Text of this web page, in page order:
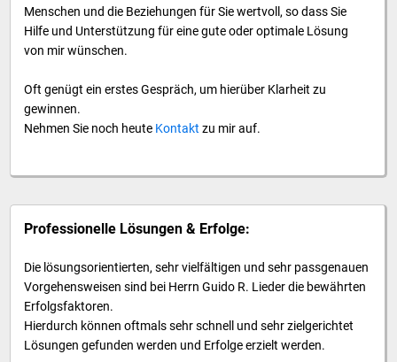
Menschen und die Beziehungen für Sie wertvoll, so dass Sie
Hilfe und Unterstützung für eine gute oder optimale Lösung
von mir wünschen.
Oft genügt ein erstes Gespräch, um hierüber Klarheit zu
gewinnen.
Nehmen Sie noch heute Kontakt zu mir auf.
Professionelle Lösungen & Erfolge:
Die lösungsorientierten, sehr vielfältigen und sehr passgenauen
Vorgehensweisen sind bei Herrn Guido R. Lieder die bewährten
Erfolgsfaktoren.
Hierdurch können oftmals sehr schnell und sehr zielgerichtet
Lösungen gefunden werden und Erfolge erzielt werden.